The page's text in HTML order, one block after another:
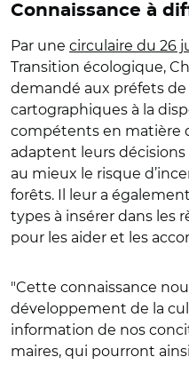
Connaissance à
Par une circulaire du 26
Transition écologique,
demandé aux préfets
cartographiques à la
compétents en matière
adaptent leurs
au mieux le risque
forêts. Il leur a
types à insérer dans les
pour les aider et les
"Cette connaissance
développement de la
information de nos
maires, qui pourront